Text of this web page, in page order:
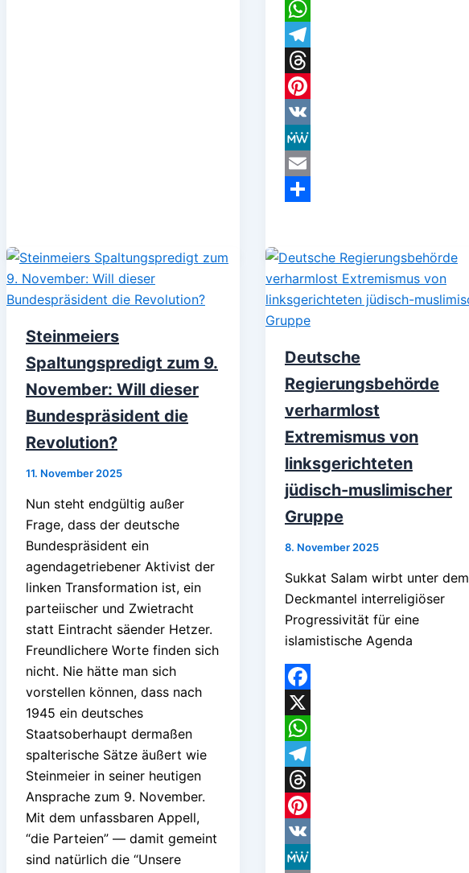
X
WhatsApp
Telegram
Threads
Pinterest
VK
MeWe
Email
Steinmeiers
Spaltungspredigt zum 9.
November: Will dieser
Bundespräsident die
Revolution?
11. November 2025
Nun steht endgültig außer
Frage, dass der deutsche
Bundespräsident ein
agendagetriebener Aktivist der
linken Transformation ist, ein
parteiischer und Zwietracht
statt Eintracht säender Hetzer.
Freundlichere Worte finden sich
nicht. Nie hätte man sich
vorstellen können, dass nach
1945 ein deutsches
Staatsoberhaupt dermaßen
spalterische Sätze äußert wie
Steinmeier in seiner heutigen
Ansprache zum 9. November.
Mit dem unfassbaren Appell,
“die Parteien” — damit gemeint
sind natürlich die “Unsere
Deutsche
Regierungsbehörde
verharmlost
Extremismus von
linksgerichteten
jüdisch-muslimischer
Gruppe
8. November 2025
Sukkat Salam wirbt unter dem
Deckmantel interreligiöser
Progressivität für eine
islamistische Agenda
Facebook
X
WhatsApp
Telegram
Threads
Pinterest
VK